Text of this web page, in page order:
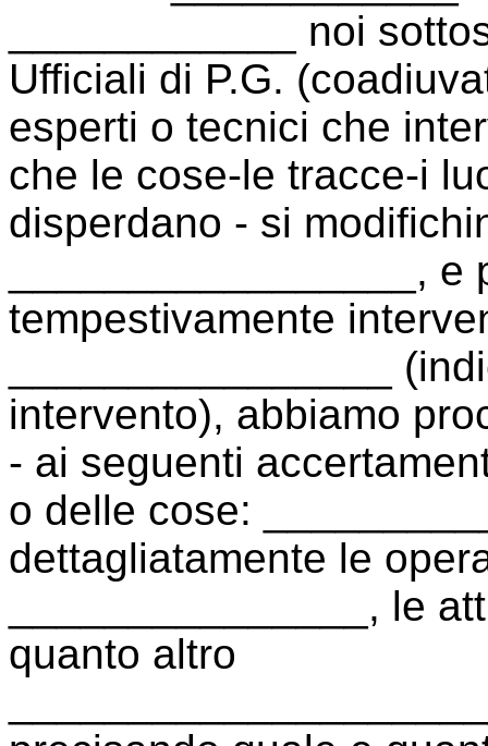
____________ noi
Ufficiali di P.G.
esperti o tecnici che
che le cose-le tracce-i
disperdano - si
_________________,
tempestivamente
________________
intervento), abbiamo
- ai seguenti
o delle cose:
dettagliatamente le
_______________, le
quanto altro